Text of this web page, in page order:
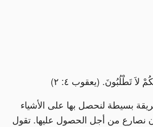
لاَ تَطْلُبُونَ. (يعقوب ٤: ٢)
بسيطة لنحصل بها على الأشياء
نصارع من أجل الحصول عليها. تقول